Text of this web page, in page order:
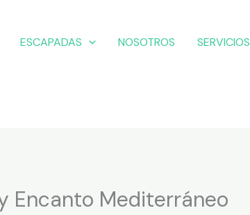
ESCAPADAS NOSOTROS SERVICIOS
Encanto Mediterráneo